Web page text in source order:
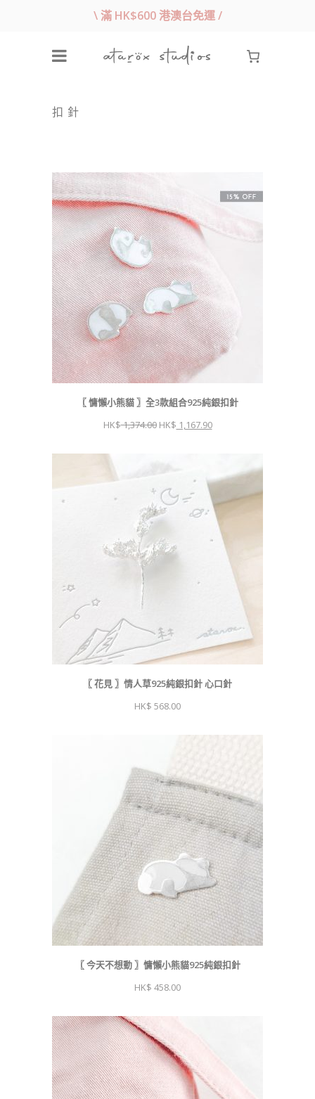
\ 滿 HK$600 港澳台免運 /
扣 針
〖 慵懶小熊貓 〗全3款組合925純銀扣針
1,374.00 原
$ 1,374.00。
1,167.90目
格：
$ 1,167.90。
〖 花見 〗情人草925純銀扣針 心口針
568.00
〖 今天不想動 〗慵懶小熊貓925純銀扣針
458.00